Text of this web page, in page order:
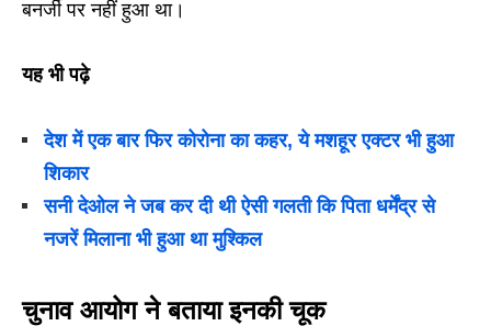
बनर्जी पर नहीं हुआ था।
यह भी पढ़े
देश में एक बार फिर कोरोना का कहर, ये मशहूर एक्टर भी हुआ
शिकार
सनी देओल ने जब कर दी थी ऐसी गलती कि पिता धर्मेंद्र से
नजरें मिलाना भी हुआ था मुश्किल
चुनाव आयोग ने बताया इनकी चूक